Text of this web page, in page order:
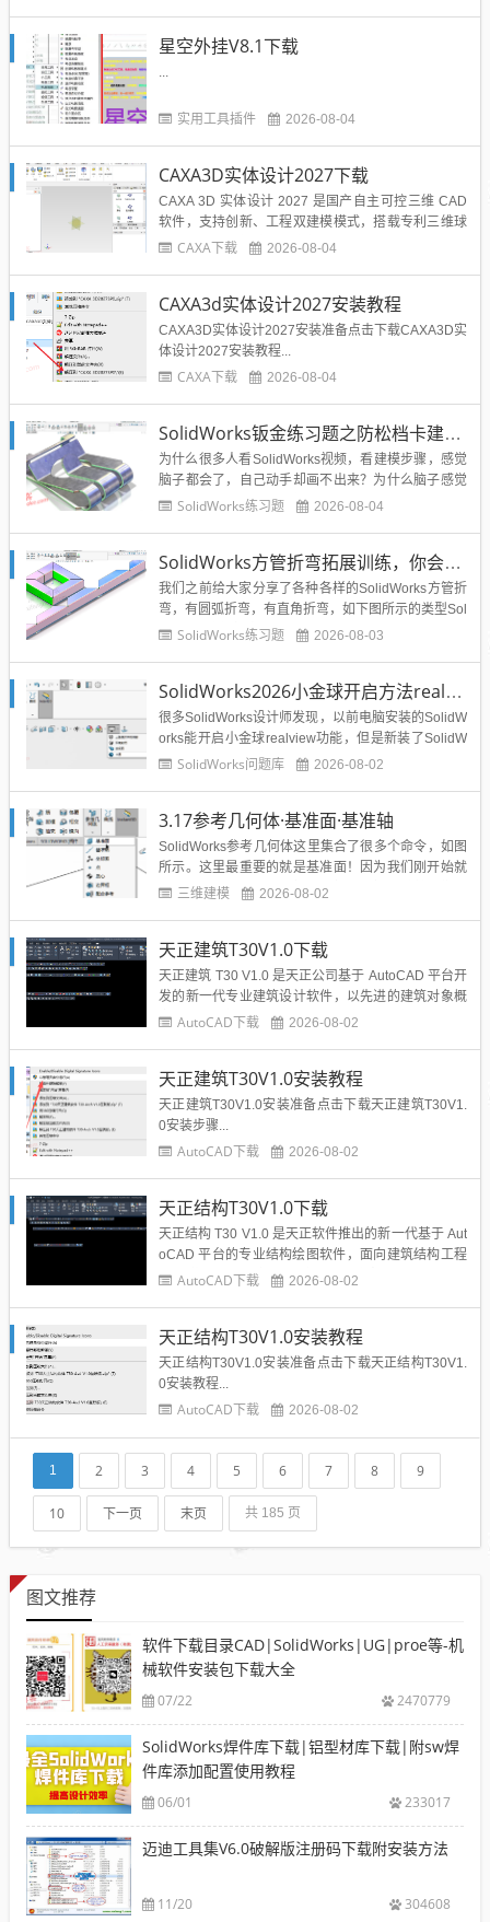
高大家的设计效率。...
星空外挂V8.1下载
实用工具插件 2026-08-04
CAXA3D实体设计2027下载
CAXA 3D 实体设计 2027 是国产自主可控三维 CAD
软件，支持创新、工程双建模模式，搭载专利三维球
工具，兼顾直接编辑与参数化建模。版本优化大装配
固件、交叉曲线、曲面曲率测量等功能，渲染与装...
CAXA下载 2026-08-04
CAXA3d实体设计2027安装教程
CAXA3D实体设计2027安装准备点击下载CAXA3D实
体设计2027安装教程...
CAXA下载 2026-08-04
SolidWorks钣金练习题之防松档卡建模，钣金命令综合练习
为什么很多人看SolidWorks视频，看建模步骤，感觉
脑子都会了，自己动手却画不出来？为什么脑子感觉
这个图不难，却不知道如何下手？你是否也有这种问
以SolidWorks练习一定要坚持做，熟能生巧，熟能生
出更多...
SolidWorks练习题 2026-08-04
SolidWorks方管折弯拓展训练，你会了吗？
我们之前给大家分享了各种各样的SolidWorks方管折
弯，有圆弧折弯，有直角折弯，如下图所示的类型Sol
idWorks方管折弯案例汇总：...
SolidWorks练习题 2026-08-03
SolidWorks2026小金球开启方法realview功能开启
很多SolidWorks设计师发现，以前电脑安装的SolidW
orks能开启小金球realview功能，但是新装了SolidW
orks2026之后小金球没有了，那么今天溪风就以我自
SolidWorks问题库 2026-08-02
3.17参考几何体·基准面·基准轴
SolidWorks参考几何体这里集合了很多个命令，如图
所示。这里最重要的就是基准面！因为我们刚开始就
三个基准面，分别是前视、上视、右视，随着我们的
图。所以这一节非常的重要。基准面的属性管理器如
图所示，比较的简...
三维建模 2026-08-02
天正建筑T30V1.0下载
天正建筑 T30 V1.0 是天正公司基于 AutoCAD 平台开
发的新一代专业建筑设计软件，以先进的建筑对象概
念服务于建筑施工图设计。软件集成智能轴网、参数
能，优化批量导出性能与图元重叠清理。采用多线程
加速...
AutoCAD下载 2026-08-02
天正建筑T30V1.0安装教程
天正建筑T30V1.0安装准备点击下载天正建筑T30V1.
0安装步骤...
AutoCAD下载 2026-08-02
天正结构T30V1.0下载
天正结构 T30 V1.0 是天正软件推出的新一代基于 Aut
oCAD 平台的专业结构绘图软件，面向建筑结构工程
师，遵循现行混凝土、抗震等国家规范。软件集成
支持二三维联动，优化批量编辑、配筋率校核、图纸
转存等...
AutoCAD下载 2026-08-02
天正结构T30V1.0安装教程
天正结构T30V1.0安装准备点击下载天正结构T30V1.
0安装教程...
AutoCAD下载 2026-08-02
1 2 3 4 5 6 7 8 9
10 下一页 末页 共 185 页
图文推荐
软件下载目录CAD|SolidWorks|UG|proe等-机
械软件安装包下载大全
07/22 2470779
SolidWorks焊件库下载|铝型材库下载|附sw焊
件库添加配置使用教程
06/01 233017
迈迪工具集V6.0破解版注册码下载附安装方法
11/20 304608